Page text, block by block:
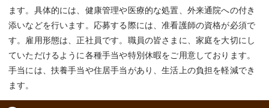
ます。具体的には、健康管理や医療的な処置、外来通院への付き
添いなどを行います。応募する際には、准看護師の資格が必須で
す。雇用形態は、正社員です。職員の皆さまに、家庭を大切にし
ていただけるように各種手当や特別休暇をご用意しております。
手当には、扶養手当や住居手当があり、生活上の負担を軽減でき
ます。